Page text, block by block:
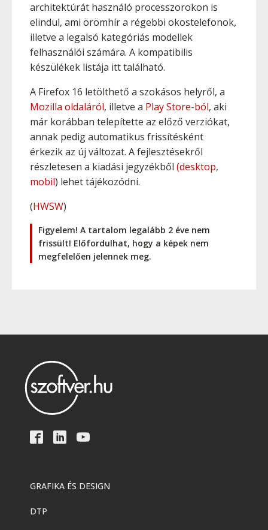
architektúrát használó processzorokon is
elindul, ami örömhír a régebbi okostelefonok,
illetve a legalsó kategóriás modellek
felhasználói számára. A kompatibilis
készülékek listája itt található.
A Firefox 16 letölthető a szokásos helyről, a
Mozilla oldaláról, illetve a Play Store-ból, aki
már korábban telepítette az előző verziókat,
annak pedig automatikus frissítésként
érkezik az új változat. A fejlesztésekről
részletesen a kiadási jegyzékből (desktop,
mobil) lehet tájékozódni.
(HWSW)
Figyelem! A tartalom legalább 2 éve nem
frissült! Előfordulhat, hogy a képek nem
megfelelően jelennek meg.
GRAFIKA ÉS DESIGN
DTP